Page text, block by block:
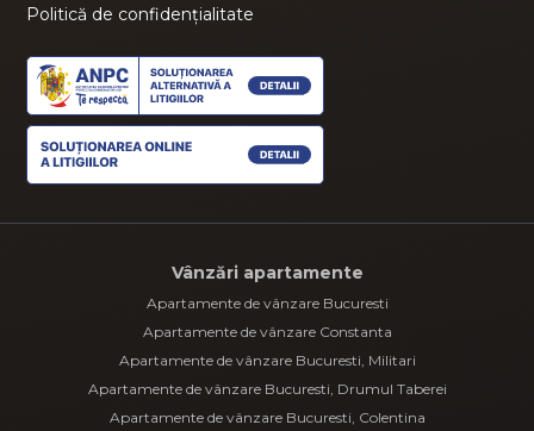
Politică de confidențialitate
Vânzări apartamente
Apartamente de vânzare Bucuresti
Apartamente de vânzare Constanta
Apartamente de vânzare Bucuresti, Militari
Apartamente de vânzare Bucuresti, Drumul Taberei
Apartamente de vânzare Bucuresti, Colentina